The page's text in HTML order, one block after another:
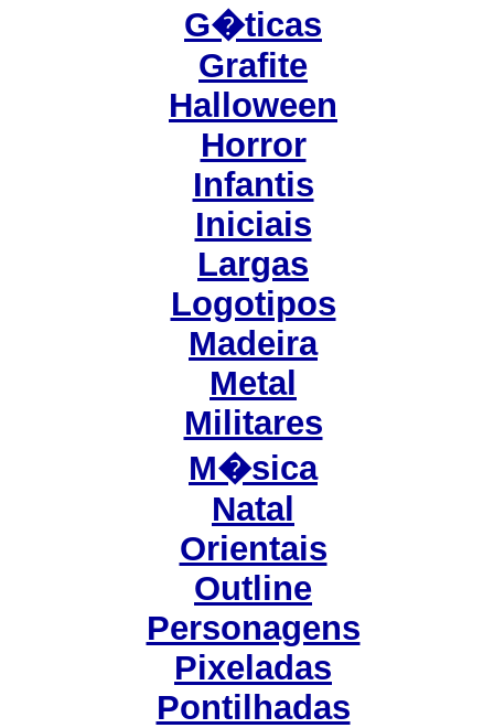
G�ticas
Grafite
Halloween
Horror
Infantis
Iniciais
Largas
Logotipos
Madeira
Metal
Militares
M�sica
Natal
Orientais
Outline
Personagens
Pixeladas
Pontilhadas